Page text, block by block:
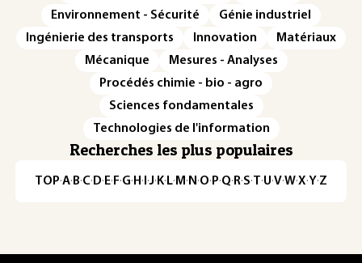
Environnement - Sécurité
Génie industriel
Ingénierie des transports
Innovation
Matériaux
Mécanique
Mesures - Analyses
Procédés chimie - bio - agro
Sciences fondamentales
Technologies de l'information
Recherches les plus populaires
TOP·A·B·C· D· E· F·G· H · ·J· K· L· M · N ·O· P·Q· R·S·T·U·V·W·X·Y·Z